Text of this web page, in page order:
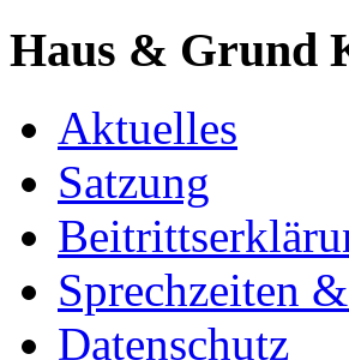
Haus & Grund
Aktuelles
Satzung
Sprechzeiten
Datenschutz